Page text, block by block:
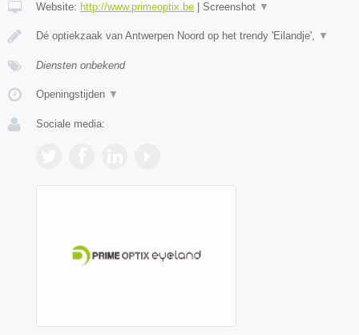
Website: http://www.primeoptix.be Screenshot ▼
Dé optiekzaak van Antwerpen Noord op het trendy 'Eilandje', ▼
Diensten onbekend
Openingstijden ▼
Sociale media: